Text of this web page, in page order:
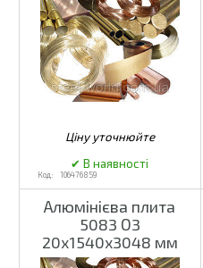
106476859
Алюмінієва плита
5083 О3
20х1540х3048 мм